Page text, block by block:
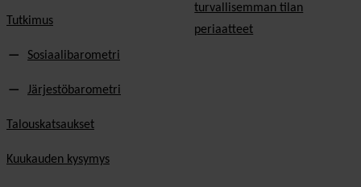
Tutkimus
Sosiaalibarometri
Järjestöbarometri
Talouskatsaukset
Kuukauden kysymys
turvallisemman tilan
periaatteet